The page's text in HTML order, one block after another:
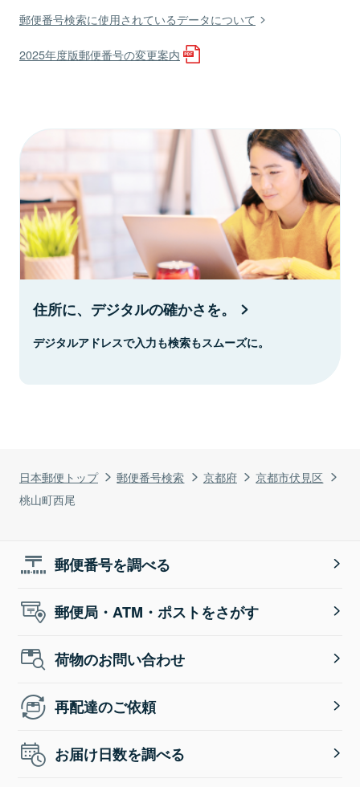
日本郵便トップ 郵便番号検索 京都府
京都市伏見区
桃山町西尾
郵便番号検索に使用されているデータについて
2025年度版郵便番号の変更案内
住所に、デジタルの確かさを。
デジタルアドレスで入力も検索もスムーズに。
郵便番号を調べる
郵便局・ATM・ポストをさがす
荷物のお問い合わせ
再配達のご依頼
お届け日数を調べる